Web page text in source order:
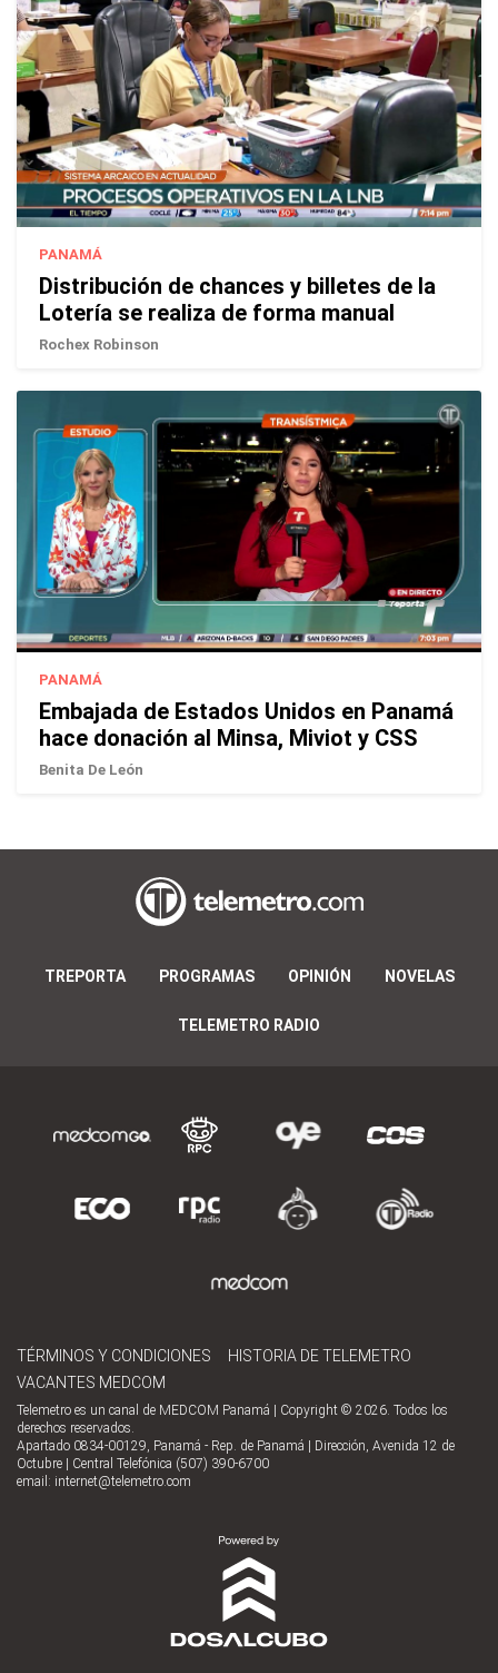
PANAMÁ
Distribución de chances y billetes de la
Lotería se realiza de forma manual
Rochex Robinson
PANAMÁ
Embajada de Estados Unidos en Panamá
hace donación al Minsa, Miviot y CSS
Benita De León
TREPORTA PROGRAMAS OPINIÓN NOVELAS
TELEMETRO RADIO
TÉRMINOS Y CONDICIONES
HISTORIA DE TELEMETRO
VACANTES MEDCOM
Telemetro es un canal de MEDCOM Panamá | Copyright © 2026. Todos los
derechos reservados.
Apartado 0834-00129, Panamá - Rep. de Panamá | Dirección, Avenida 12 de
Octubre | Central Telefónica (507) 390-6700
email: internet@telemetro.com